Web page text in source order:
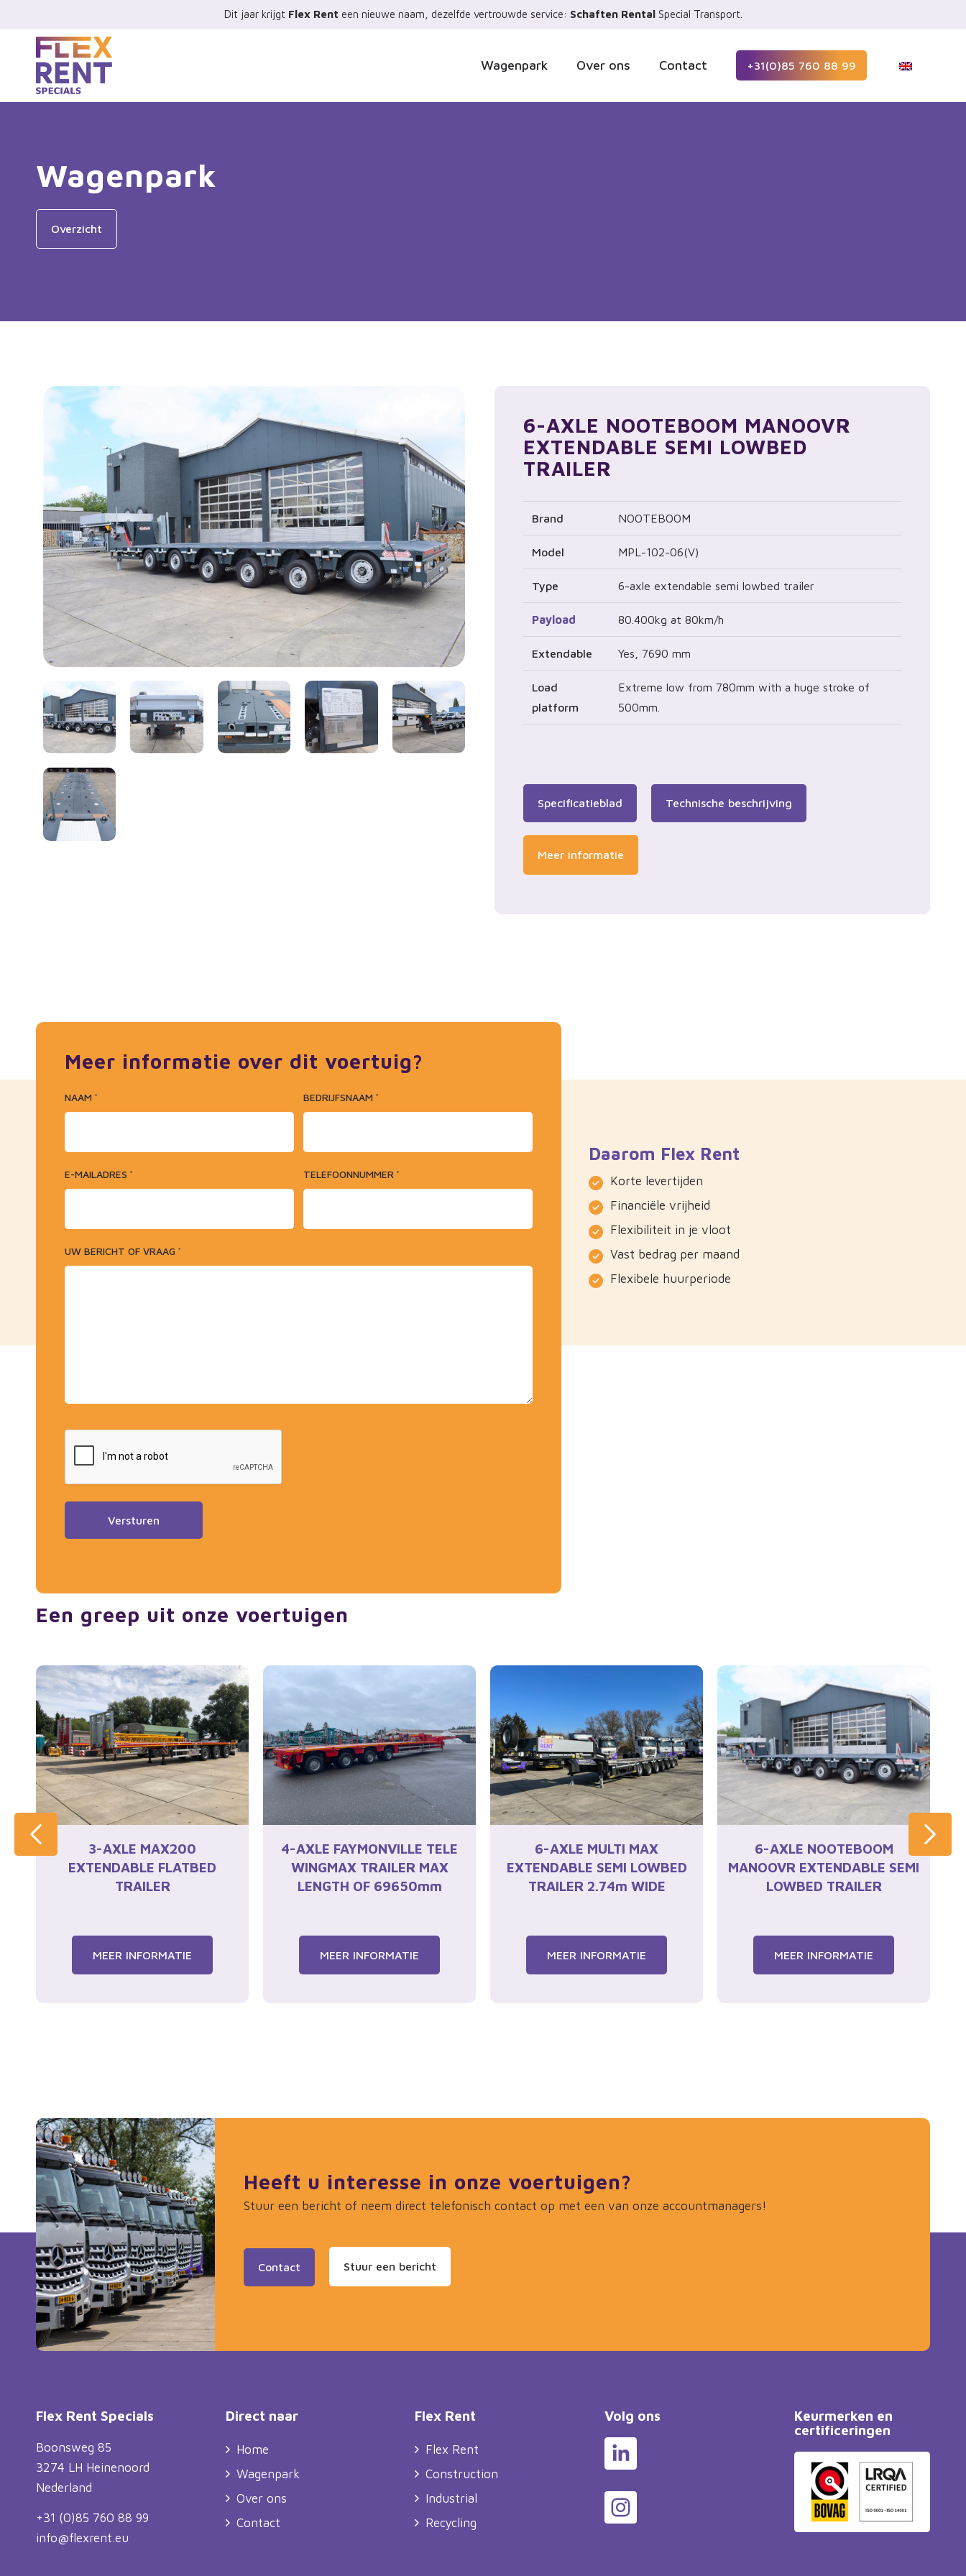
Dit jaar krijgt Flex Rent een nieuwe naam, dezelfde vertrouwde service: Schaften RentalSpecial Transport.
Wagenpark Over ons Contact +31(0)85 760 88 99
Wagenpark
Overzicht
6-AXLE NOOTEBOOM MANOOVR
EXTENDABLE SEMI LOWBED
TRAILER
Brand NOOTEBOOM
Model MPL-102-06(V)
Type 6-axle extendable semi lowbed trailer
Payload 80.400kg at 80km/h
Extendable Yes, 7690 mm
Load
platform
Extreme low from 780mm with a huge stroke of
500mm.
Specificatieblad Technische beschrijving
Meer informatie
Meer informatie over dit voertuig?
NAAM * BEDRIJFSNAAM *
E-MAILADRES * TELEFOONNUMMER *
UW BERICHT OF VRAAG *
Daarom Flex Rent
Korte levertijden
Financiële vrijheid
Flexibiliteit in je vloot
Vast bedrag per maand
Flexibele huurperiode
Een greep uit onze voertuigen
3-AXLE MAX200
EXTENDABLE FLATBED
TRAILER
MEER INFORMATIE
4-AXLE FAYMONVILLE TELE
WINGMAX TRAILER MAX
LENGTH OF 69650mm
MEER INFORMATIE
6-AXLE MULTI MAX
EXTENDABLE SEMI LOWBED
TRAILER 2.74m WIDE
MEER INFORMATIE
6-AXLE NOOTEBOOM
MANOOVR EXTENDABLE SEMI
LOWBED TRAILER
MEER INFORMATIE
Heeft u interesse in onze voertuigen?
Stuur een bericht of neem direct telefonisch contact op met een van onze accountmanagers!
Contact Stuur een bericht
Flex Rent Specials
Boonsweg 85
3274 LH Heinenoord
Nederland
+31 (0)85 760 88 99
info@flexrent.eu
Direct naar
Home
Wagenpark
Over ons
Contact
Flex Rent
Flex Rent
Construction
Industrial
Recycling
Volg ons
Keurmerken en
certificeringen